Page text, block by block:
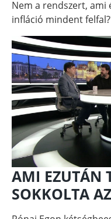
Nem a rendszert, ami
infláció mindent
AMI EZUTÁN
SOKKOLTA